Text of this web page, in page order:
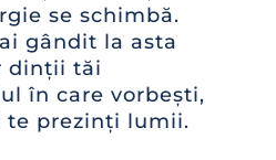
se schimbă.
gândit la asta
dinții tăi
în care vorbești,
te prezinți lumii.